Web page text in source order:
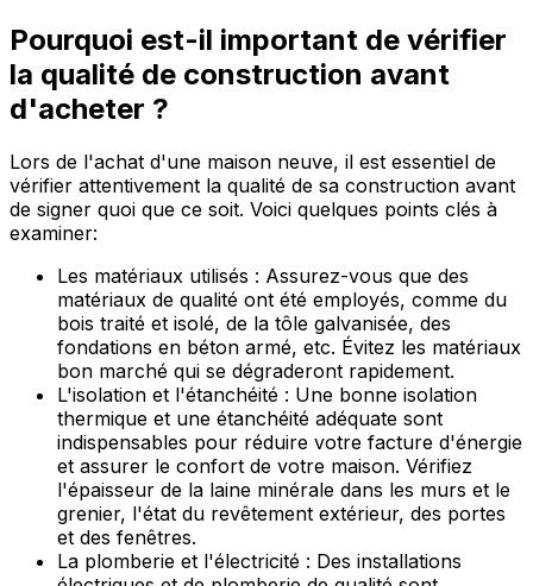
Pourquoi est-il important de vérifier
la qualité de construction avant
d'acheter ?
Lors de l'achat d'une maison neuve, il est essentiel de
vérifier attentivement la qualité de sa construction avant
de signer quoi que ce soit. Voici quelques points clés à
examiner:
Les matériaux utilisés : Assurez-vous que des
matériaux de qualité ont été employés, comme du
bois traité et isolé, de la tôle galvanisée, des
fondations en béton armé, etc. Évitez les matériaux
bon marché qui se dégraderont rapidement.
L'isolation et l'étanchéité : Une bonne isolation
thermique et une étanchéité adéquate sont
indispensables pour réduire votre facture d'énergie
et assurer le confort de votre maison. Vérifiez
l'épaisseur de la laine minérale dans les murs et le
grenier, l'état du revêtement extérieur, des portes
et des fenêtres.
La plomberie et l'électricité : Des installations